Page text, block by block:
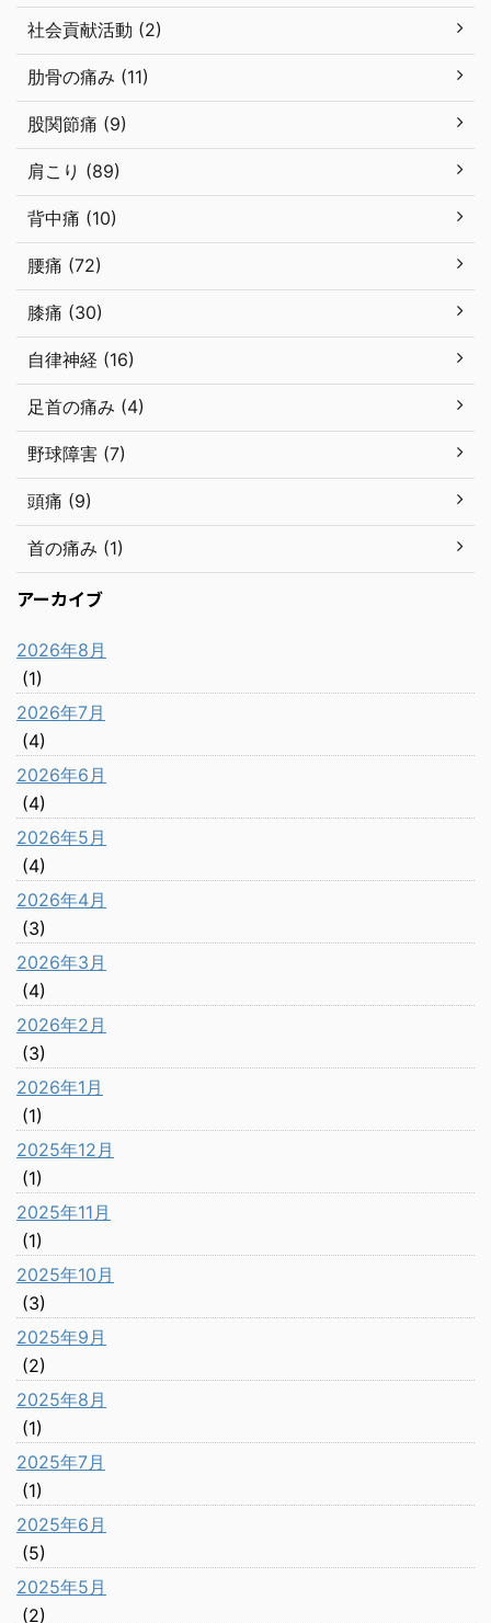
社会貢献活動 (2)
肋骨の痛み (11)
股関節痛 (9)
肩こり (89)
背中痛 (10)
腰痛 (72)
膝痛 (30)
自律神経 (16)
足首の痛み (4)
野球障害 (7)
頭痛 (9)
首の痛み (1)
アーカイブ
2026年8月
(1)
2026年7月
(4)
2026年6月
(4)
2026年5月
(4)
2026年4月
(3)
2026年3月
(4)
2026年2月
(3)
2026年1月
(1)
2025年12月
(1)
2025年11月
(1)
2025年10月
(3)
2025年9月
(2)
2025年8月
(1)
2025年7月
(1)
2025年6月
(5)
2025年5月
(2)